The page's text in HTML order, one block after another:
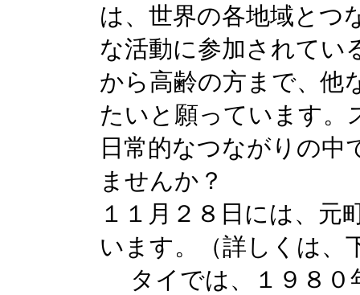
は、世界の各地域とつ
な活動に参加されてい
から高齢の方まで、他
たいと願っています。
日常的なつながりの中
ませんか？
１１月２８日には、元
います。（詳しくは、
タイでは、１９８０